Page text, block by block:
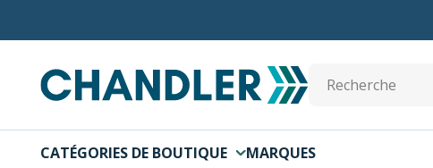
CATÉGORIES DE BOUTIQUE MARQUES